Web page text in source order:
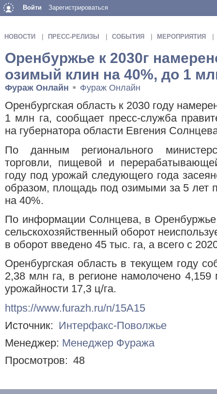
Войти Зарегистрироваться
НОВОСТИ ПРЕСС-РЕЛИЗЫ СОБЫТИЯ МЕРОПРИЯТИЯ
Оренбуржье к 2030г
озимый клин на 40%, до 1
Фураж Онлайн ■ Фураж Онлайн
Оренбургская область к 2030 году
1 млн га, сообщает пресс-служба
на губернатора области Евгения
По данным регионального
торговли, пищевой и
году под урожай следующего года
образом, площадь под озимыми за 5 лет
на 40%.
По информации Солнцева, в
сельскохозяйственный оборот
в оборот введено 45 тыс. га, а всего с
Оренбургская область в текущем году
2,38 млн га, в регионе намолочено
урожайности 17,3 ц/га.
https://www.furazh.ru/n/15A15
Источник: Интерфакс-Поволжье
Менеджер: Менеджер Фуража
Просмотров: 48